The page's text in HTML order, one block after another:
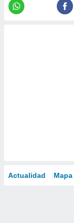
Actualidad